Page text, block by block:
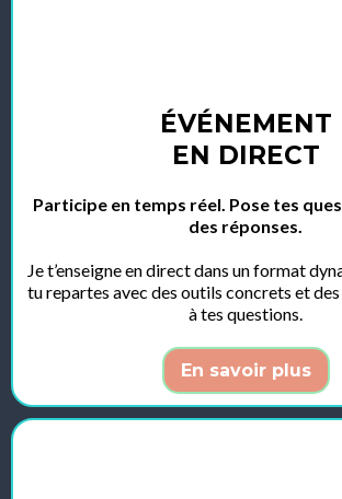
ÉVÉNEMENT
EN DIRECT
Participe en temps réel. Pose tes
des réponses.
Je t’enseigne en direct dans un format
tu repartes avec des outils concrets et
à tes questions.
En savoir plus